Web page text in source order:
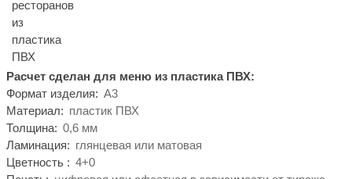
Расчет сделан для меню из пластика ПВХ:
Формат изделия: А3
Материал: пластик ПВХ
Толщина: 0,6 мм
Ламинация: глянцевая или матовая
Цветность : 4+0